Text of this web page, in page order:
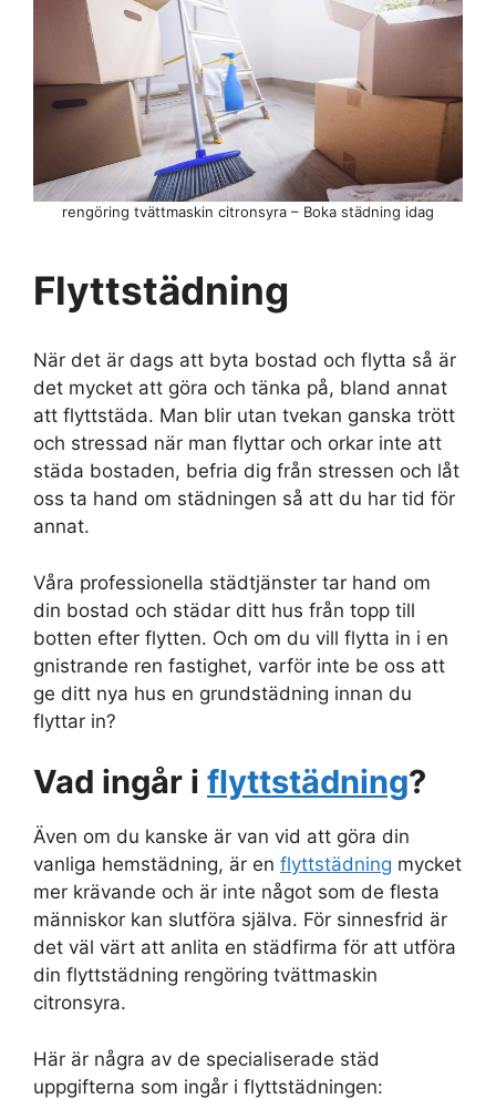
Flyttstädning
När det är dags att byta bostad och flytta så är
det mycket att göra och tänka på, bland annat
att flyttstäda. Man blir utan tvekan ganska trött
och stressad när man flyttar och orkar inte att
städa bostaden, befria dig från stressen och låt
oss ta hand om städningen så att du har tid för
annat.
Våra professionella städtjänster tar hand om
din bostad och städar ditt hus från topp till
botten efter flytten. Och om du vill flytta in i en
gnistrande ren fastighet, varför inte be oss att
ge ditt nya hus en grundstädning innan du
flyttar in?
Vad ingår i flyttstädning?
Även om du kanske är van vid att göra din
vanliga hemstädning, är en flyttstädning mycket
mer krävande och är inte något som de flesta
människor kan slutföra själva. För sinnesfrid är
det väl värt att anlita en städfirma för att utföra
din flyttstädning rengöring tvättmaskin
citronsyra.
Här är några av de specialiserade städ
uppgifterna som ingår i flyttstädningen:
rengöring tvättmaskin citronsyra – Boka städning idag